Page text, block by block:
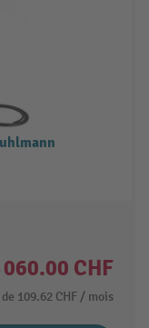
060.00 CHF
109.62 CHF/ mois